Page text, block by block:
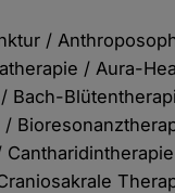
/
/ Aura-
Bach-